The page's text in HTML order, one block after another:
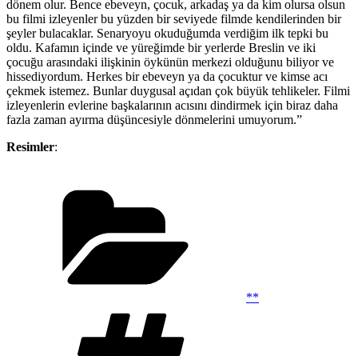
dönem olur. Bence ebeveyn, çocuk, arkadaş ya da kim olursa olsun
bu filmi izleyenler bu yüzden bir seviyede filmde kendilerinden bir
şeyler bulacaklar. Senaryoyu okuduğumda verdiğim ilk tepki bu
oldu. Kafamın içinde ve yüreğimde bir yerlerde Breslin ve iki
çocuğu arasındaki ilişkinin öykünün merkezi olduğunu biliyor ve
hissediyordum. Herkes bir ebeveyn ya da çocuktur ve kimse acı
çekmek istemez. Bunlar duygusal açıdan çok büyük tehlikeler. Filmi
izleyenlerin evlerine başkalarının acısını dindirmek için biraz daha
fazla zaman ayırma düşüncesiyle dönmelerini umuyorum.”
Resimler:
**